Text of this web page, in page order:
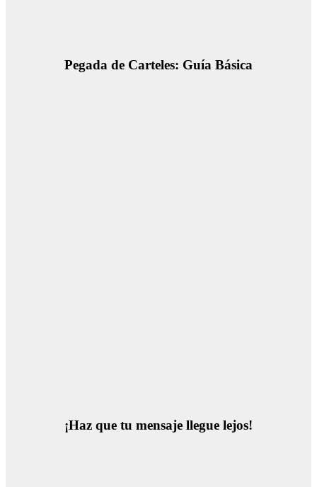
Pegada de Carteles: Guía Básica
¡Haz que tu mensaje llegue lejos!